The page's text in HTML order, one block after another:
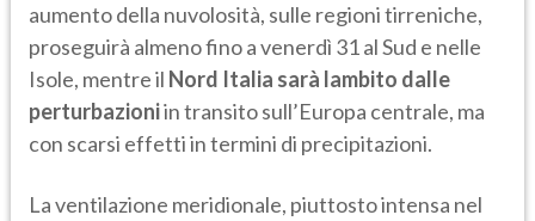
aumento della nuvolosità, sulle regioni tirreniche,
proseguirà almeno fino a venerdì 31 al Sud e nelle
Isole, mentre il Nord Italia sarà lambito dalle
perturbazioniin transito sull’Europa centrale, ma
con scarsi effetti in termini di precipitazioni.
La ventilazione meridionale, piuttosto intensa nel